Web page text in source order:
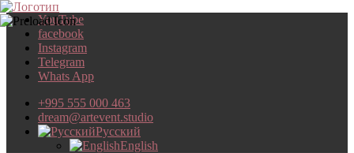
YouTube
facebook
Instagram
Telegram
Whats App
+995 555 000 463
dream@artevent.studio
Русский
English